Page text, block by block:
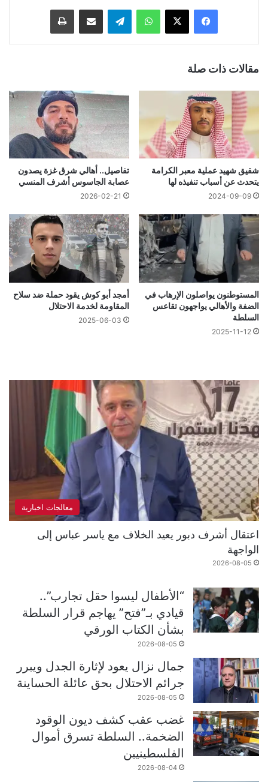
فيسبوك ‫X واتساب تيلقرام مشاركة عبر البريد طباعة
مقالات ذات صلة
شقيق شهيد عملية معبر الكرامة
يتحدث عن أسباب تنفيذه لها
2024-09-09
تفاصيل.. أهالي شرق غزة يصدون
عصابة الجاسوس أشرف المنسي
2026-02-21
المستوطنون يواصلون الإرهاب في
الضفة والأهالي يواجهون تقاعس
السلطة
2025-11-12
أمجد أبو كوش يقود حملة ضد سلاح
المقاومة لخدمة الاحتلال
2025-06-03
معالجات اخبارية
اعتقال أشرف دبور يعيد الخلاف مع ياسر عباس إلى
الواجهة
2026-08-05
“الأطفال ليسوا حقل تجارب”..
قيادي بـ”فتح” يهاجم قرار السلطة
بشأن الكتاب الورقي
2026-08-05
جمال نزال يعود لإثارة الجدل ويبرر
جرائم الاحتلال بحق عائلة الحساينة
2026-08-05
غضب عقب كشف ديون الوقود
الضخمة.. السلطة تسرق أموال
الفلسطينيين
2026-08-04